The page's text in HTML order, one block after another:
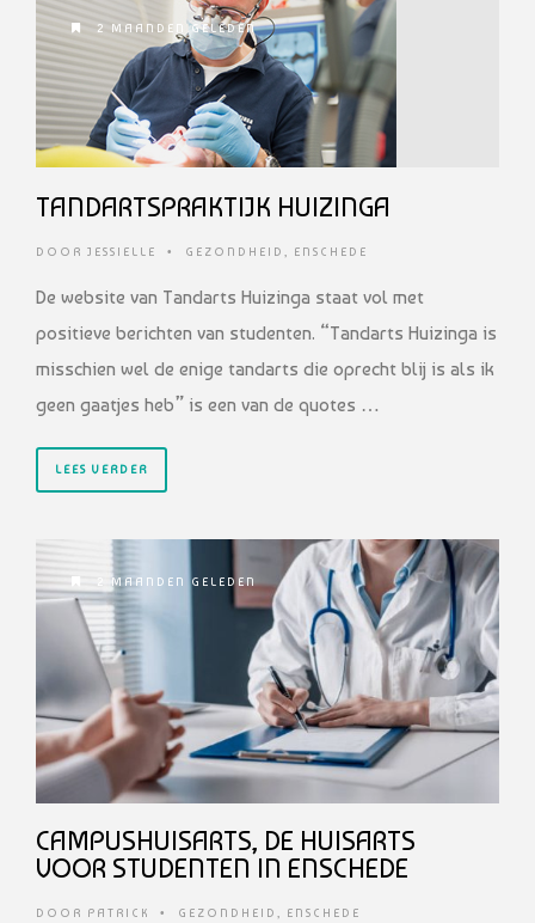
2 MAANDEN GELEDEN
TANDARTSPRAKTIJK HUIZINGA
DOOR JESSIELLE • GEZONDHEID ENSCHEDE
De website van Tandarts Huizinga staat vol met
positieve berichten van studenten. “Tandarts Huizinga is
misschien wel de enige tandarts die oprecht blij is als ik
geen gaatjes heb” is een van de quotes …
LEES VERDER
2 MAANDEN GELEDEN
CAMPUSHUISARTS, DE HUISARTS
VOOR STUDENTEN IN ENSCHEDE
DOOR PATRICK • GEZONDHEID , ENSCHEDE